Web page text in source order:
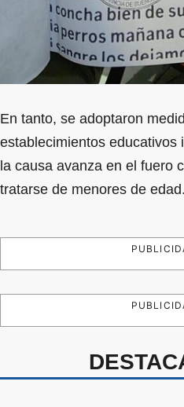
En tanto, se adoptaron
establecimientos educativos
la causa avanza en el fuero
tratarse de menores de edad.